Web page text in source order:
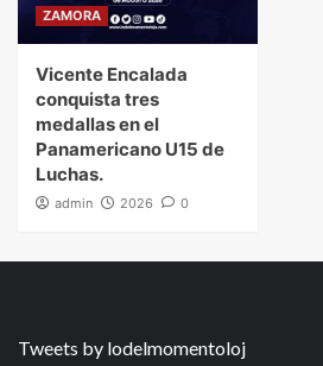
ZAMORA
Vicente Encalada
conquista tres
medallas en el
Panamericano U15 de
Luchas.
admin 2026 0
Tweets by lodelmomentoloj